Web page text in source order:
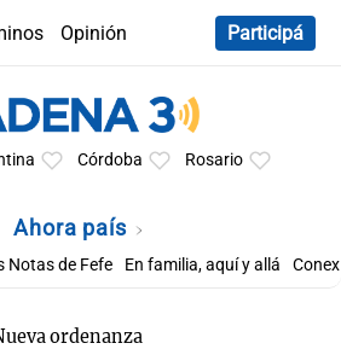
Opinión
Participá
Córdoba Rosario
Ahora país
Notas de Fefe En familia, aquí y allá
ordenanza